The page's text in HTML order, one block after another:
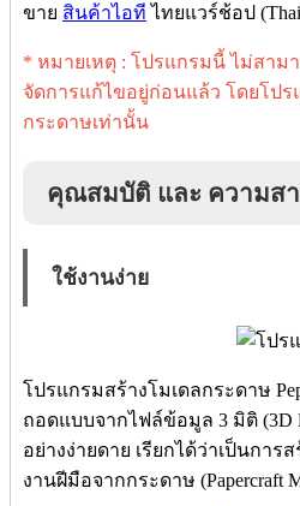
ขาย สินค้าไอที ไทยแวร์ช้อป
* หมายเหตุ : โปรแกรมนี้ ไม่สาม
จัดการแก้ไขอยู่ก่อนแล้ว โดยโป
กระดาษเท่านั้น
คุณสมบัติ และ ความสา
ใช้งานง่าย
โปรแกรมสร้างโมเดลกระดาษ
ถอดแบบจากไฟล์ข้อมูล 3 มิติ (3D
อย่างง่ายดาย เรียกได้ว่าเป็นกา
งานฝีมือจากกระดาษ (Papercraft